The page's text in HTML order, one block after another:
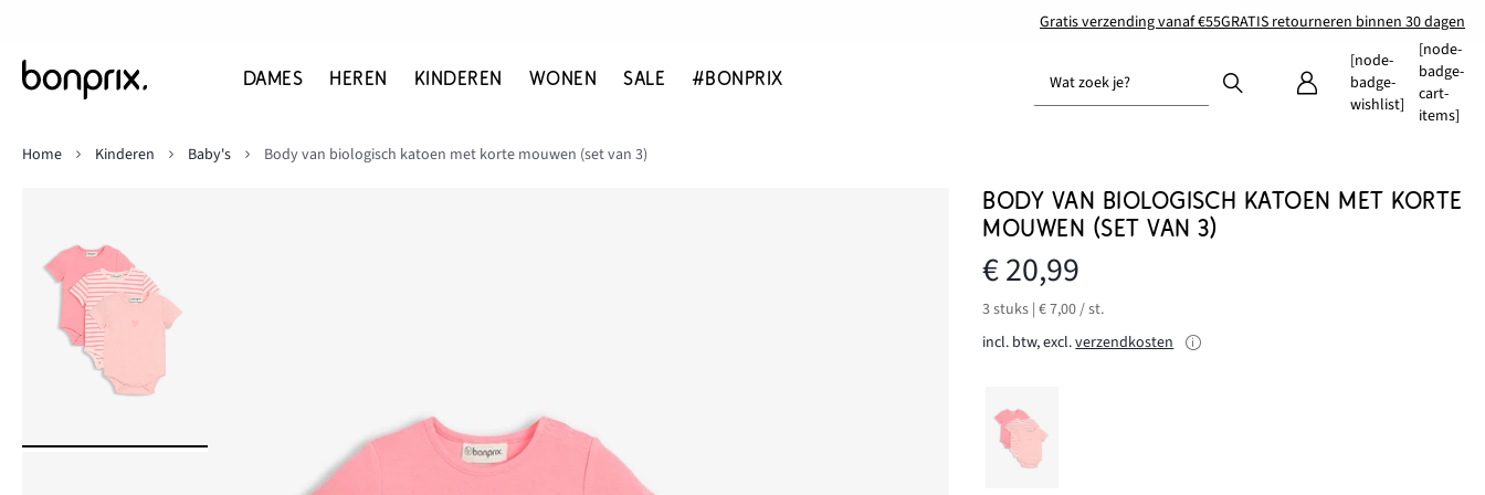
Gratis verzending vanaf €55GRATIS retourneren binnen 30 dagen
DAMES HEREN KINDEREN WONEN SALE #BONPRIX Wat zoek je?
[node-
badge-
wishlist]
[node-
badge-
cart-
items]
Home
Kinderen Baby's Body van biologisch katoen met korte mouwen (set van 3)
BODY VAN BIOLOGISCH KATOEN MET KORTE
MOUWEN (SET VAN 3)
€ 20,99
3 stuks | € 7,00 / st.
incl. btw, excl.verzendkosten